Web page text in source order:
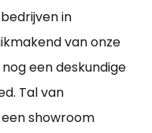
in
van onze
een deskundige
Tal van
showroom